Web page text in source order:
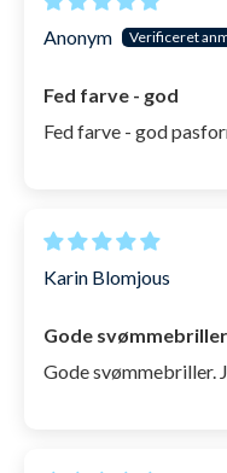
For at undgå ridser
Ultra Mirror med en
svømmebrillerne i
du ridser på
Anonym
Fed farve - god
Fed farve - god
Karin Blomjous
Gode svømmebriller
Gode svømmebriller.